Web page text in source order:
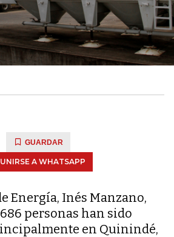
GUARDAR
UNIRSE A WHATSAPP
Energía, Inés Manzano,
personas han sido
en Quinindé,